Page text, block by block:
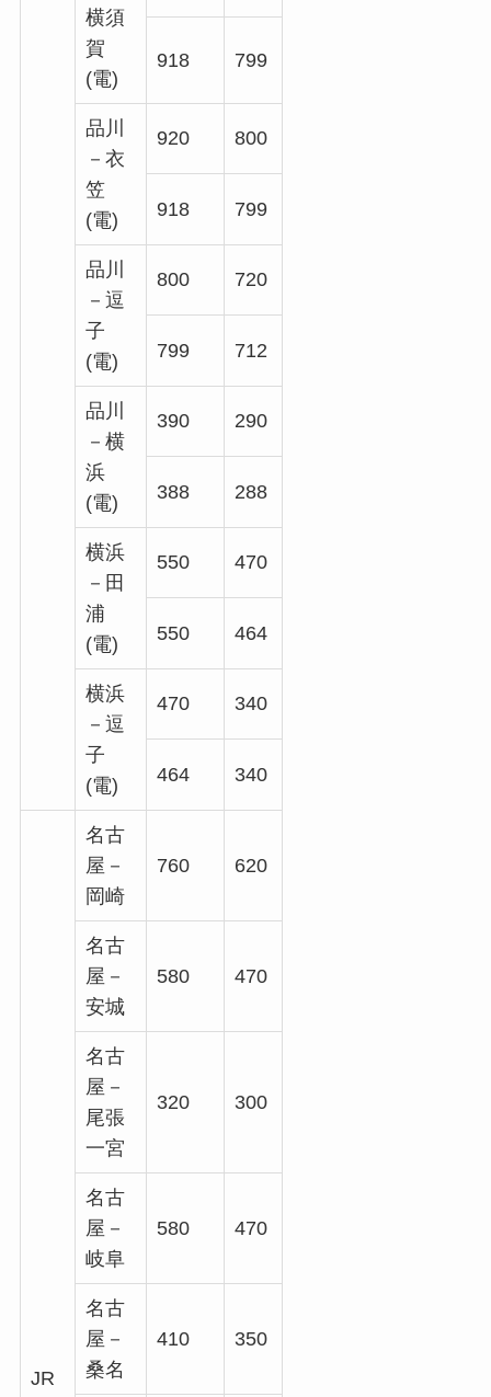
横須
賀
(電)
918 799
品川
－衣
笠
(電)
920 800
918 799
品川
－逗
子
(電)
800 720
799 712
品川
－横
浜
(電)
390 290
388 288
横浜
－田
浦
(電)
550 470
550 464
横浜
－逗
子
(電)
470 340
464 340
JR
名古
屋－
岡崎
760 620
名古
屋－
安城
580 470
名古
屋－
尾張
一宮
320 300
名古
屋－
岐阜
580 470
名古
屋－
桑名
410 350